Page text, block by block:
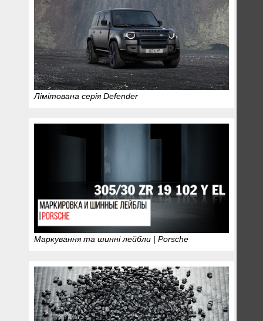
Лімітована серія Defender
Маркування та шинні лейбли | Porsche